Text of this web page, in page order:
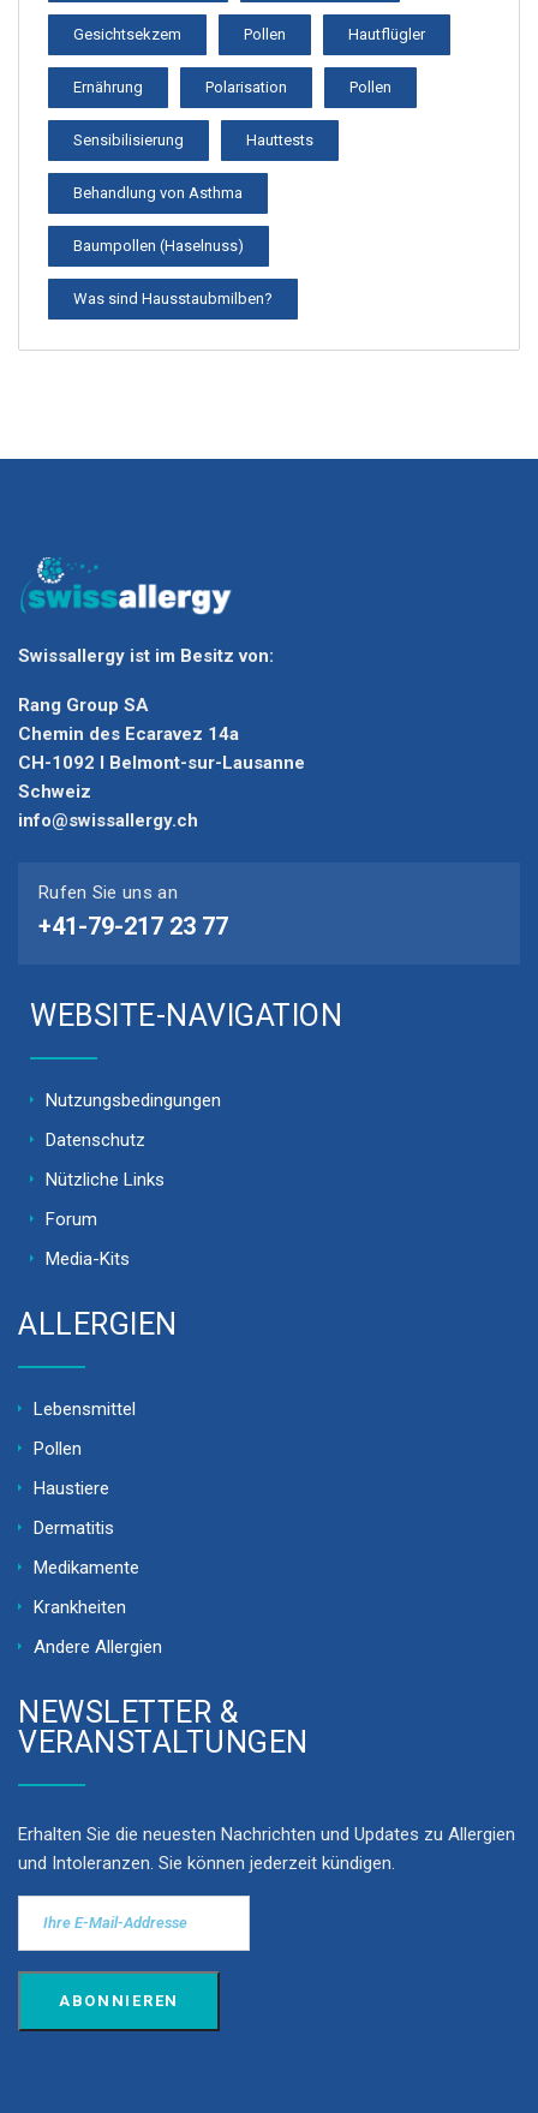
Gesichtsekzem Pollen Hautflügler
Ernährung Polarisation Pollen
Sensibilisierung Hauttests
Behandlung von Asthma
Baumpollen (Haselnuss)
Was sind Hausstaubmilben?
Swissallergy ist im Besitz von:
Rang Group SA
Chemin des Ecaravez 14a
CH-1092 I Belmont-sur-Lausanne
Schweiz
info@swissallergy.ch
Rufen Sie uns an
+41-79-217 23 77
WEBSITE-NAVIGATION
Nutzungsbedingungen
Datenschutz
Nützliche Links
Forum
Media-Kits
ALLERGIEN
Lebensmittel
Pollen
Haustiere
Dermatitis
Medikamente
Krankheiten
Andere Allergien
NEWSLETTER &
VERANSTALTUNGEN
Erhalten Sie die neuesten Nachrichten und Updates zu Allergien
und Intoleranzen. Sie können jederzeit kündigen.